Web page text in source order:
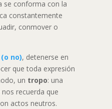
se conforma con la
constantemente
conmover o
no), detenerse en
que toda expresión
un tropo: una
recuerda que
actos neutros.